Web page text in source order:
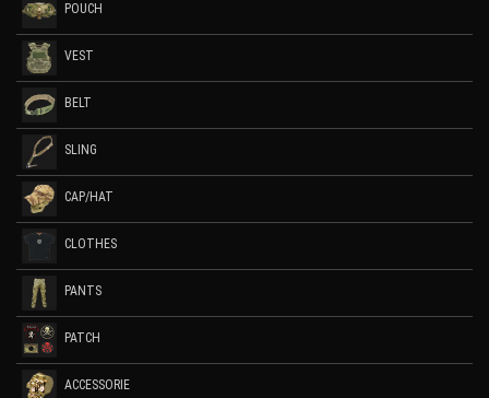
POUCH
VEST
BELT
SLING
CAP/HAT
CLOTHES
PANTS
PATCH
ACCESSORIE